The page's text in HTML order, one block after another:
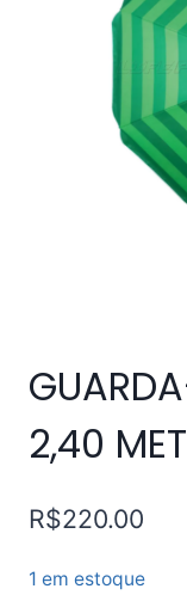
2,40
R$220.00
1 em estoque